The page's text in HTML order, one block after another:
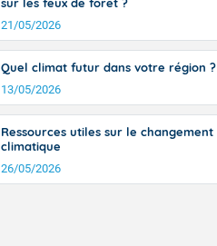
21/05/2026
Quel climat futur dans votre région ?
13/05/2026
Ressources utiles sur le changement
climatique
26/05/2026